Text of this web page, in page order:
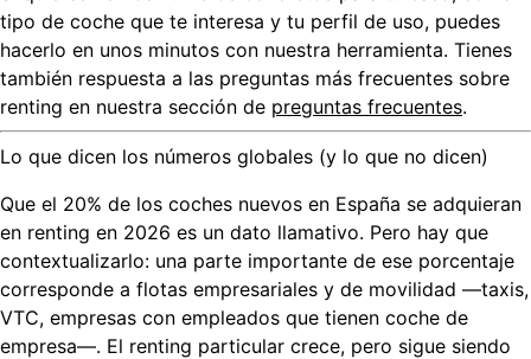
tipo de coche que te interesa y tu perfil de uso, puedes
hacerlo en unos minutos con nuestra herramienta. Tienes
también respuesta a las preguntas más frecuentes sobre
renting en nuestra sección de preguntas frecuentes.
Lo que dicen los números globales (y lo que no dicen)
Que el 20% de los coches nuevos en España se adquieran
en renting en 2026 es un dato llamativo. Pero hay que
contextualizarlo: una parte importante de ese porcentaje
corresponde a flotas empresariales y de movilidad —taxis,
VTC, empresas con empleados que tienen coche de
empresa—. El renting particular crece, pero sigue siendo